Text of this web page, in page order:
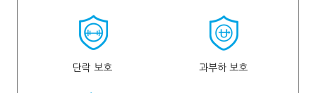
단락 보호 과부하 보호